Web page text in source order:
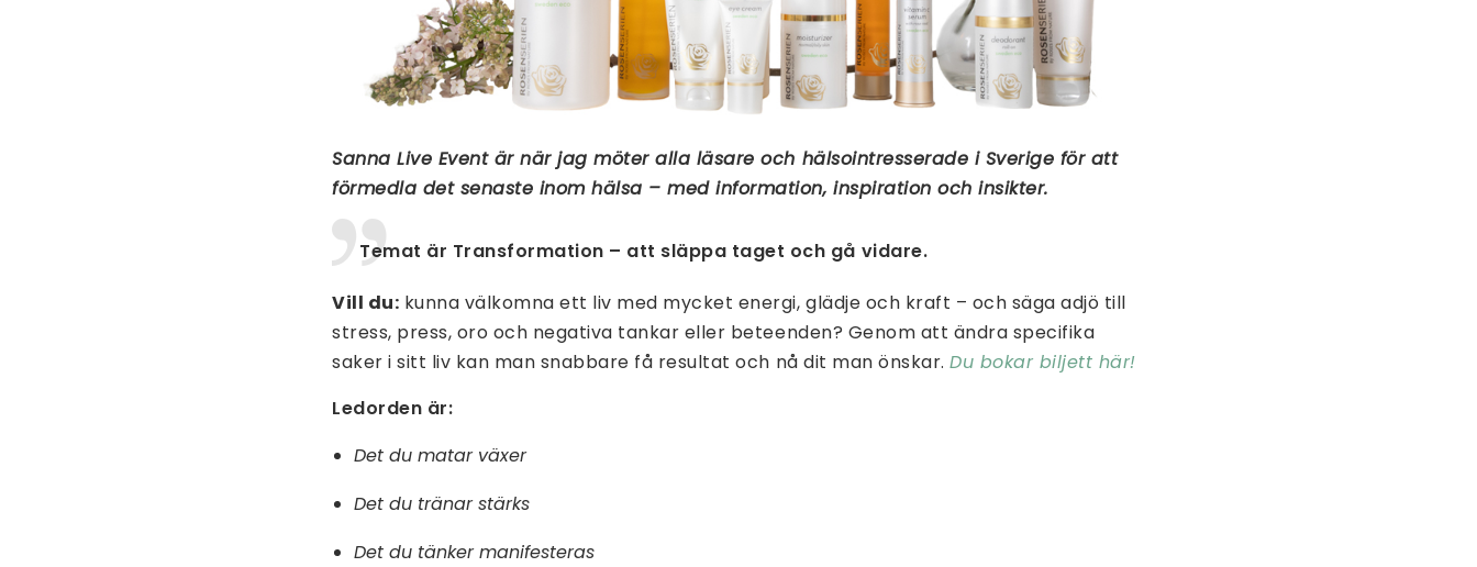
Sanna Live Event är när jag möter alla läsare och hälsointresserade i Sverige för att
förmedla det senaste inom hälsa – med information, inspiration och insikter.
Temat är Transformation – att släppa taget och gå vidare.
Vill du: kunna välkomna ett liv med mycket energi, glädje och kraft – och säga adjö till
stress, press, oro och negativa tankar eller beteenden? Genom att ändra specifika
saker i sitt liv kan man snabbare få resultat och nå dit man önskar.Du bokar biljett här!
Ledorden är:
Det du matar växer
Det du tränar stärks
Det du tänker manifesteras